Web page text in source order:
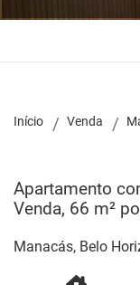
Início Venda
Apartamento
Venda, 66 m²
Manacás, Belo